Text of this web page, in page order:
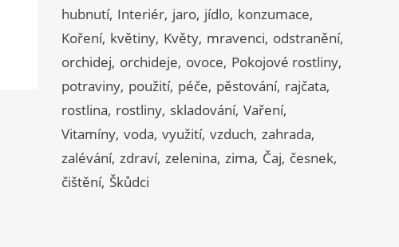
hubnutí Interiér jaro jídlo konzumace
Koření květiny Květy mravenci odstranění
orchidej orchideje ovoce Pokojové rostliny
potraviny použití péče pěstování rajčata
rostlina rostliny skladování Vaření
Vitamíny voda využití vzduch zahrada
zalévání zdraví zelenina zima Čaj česnek
čištění Škůdci